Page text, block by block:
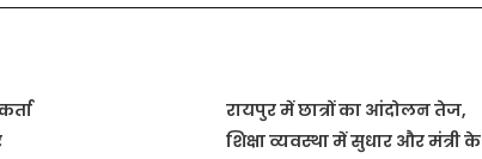
रायपुर में छात्रों का आंदोलन तेज,
शिक्षा व्यवस्था में सुधार और मंत्री के